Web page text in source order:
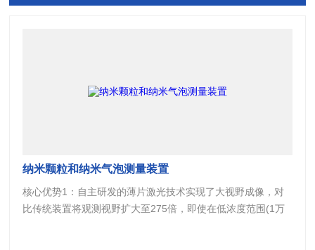
纳米颗粒和纳米气泡测量装置
核心优势1：自主研发的薄片激光技术实现了大视野成像，对
比传统装置将观测视野扩大至275倍，即使在低浓度范围(1万